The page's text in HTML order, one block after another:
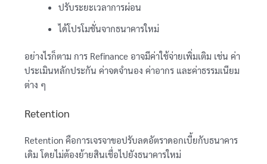
ปรับระยะเวลาการผ่อน
ได้โปรโมชั่นจากธนาคารใหม่
อย่างไรก็ตาม การ Refinance อาจมีค่าใช้จ่ายเพิ่มเติม เช่น ค่า
ประเมินหลักประกัน ค่าจดจำนอง ค่าอากร และค่าธรรมเนียม
ต่าง ๆ
Retention
Retention คือการเจรจาขอปรับลดอัตราดอกเบี้ยกับธนาคาร
เดิม โดยไม่ต้องย้ายสินเชื่อไปยังธนาคารใหม่